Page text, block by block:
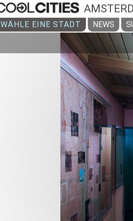
WÄHLE EINE STADT NEWS